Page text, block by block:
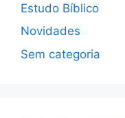
Estudo Bíblico
Novidades
Sem categoria